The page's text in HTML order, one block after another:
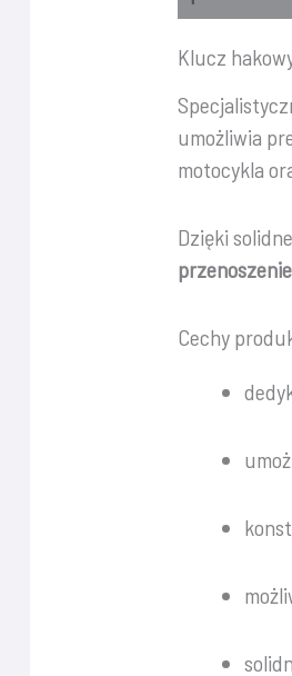
Klucz
umożliwia
motocykla
Dzięki
Cechy